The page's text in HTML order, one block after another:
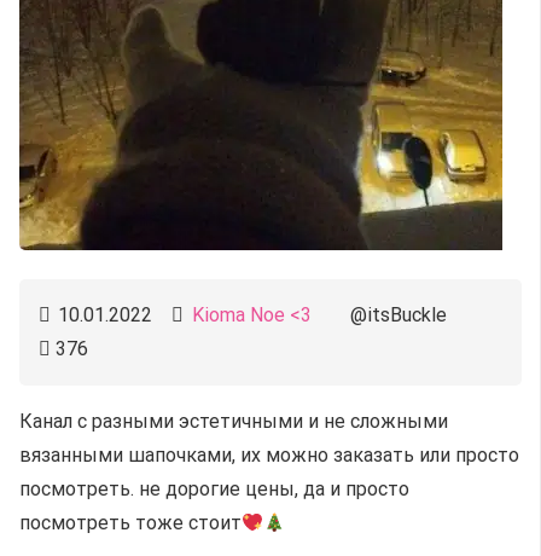
10.01.2022 Kioma Noe <3
@itsBuckle
376
Канал с разными эстетичными и не сложными
вязанными шапочками, их можно заказать или просто
посмотреть. не дорогие цены, да и просто
посмотреть тоже стоит